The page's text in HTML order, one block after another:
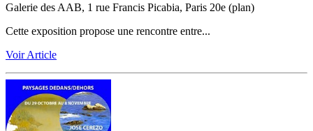
Galerie des AAB, 1 rue Francis Picabia, Paris 20e (plan)
Cette exposition propose une rencontre entre...
Voir Article